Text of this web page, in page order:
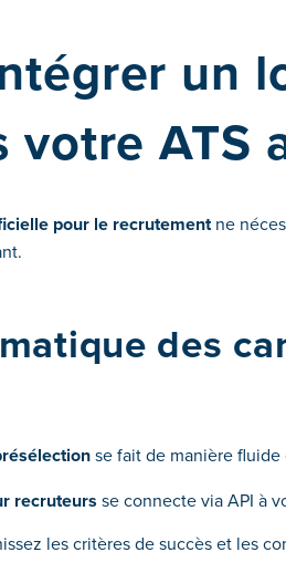
un
votre ATS
pour le recrutementne
des
se fait de manière
recruteurs se connecte via API à
les critères de succès et les